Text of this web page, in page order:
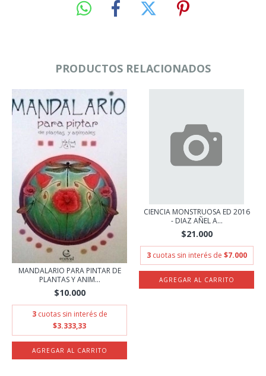
PRODUCTOS RELACIONADOS
MANDALARIO PARA PINTAR DE
PLANTAS Y ANIM...
$10.000
3 cuotas sin interés de
$3.333,33
CIENCIA MONSTRUOSA ED 2016
- DIAZ AÑEL A...
$21.000
3 cuotas sin interés de $7.000